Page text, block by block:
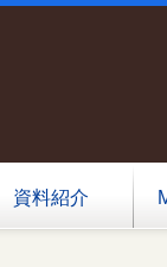
資料紹介